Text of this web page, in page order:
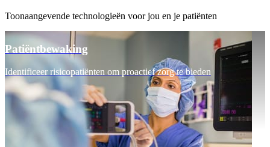
Toonaangevende technologieën voor jou en je patiënten
Patiëntbewaking
Identificeer risicopatiënten om proactief zorg te bieden